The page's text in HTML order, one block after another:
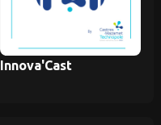
Innova'Cast